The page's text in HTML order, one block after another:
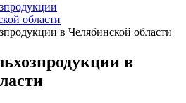
области
в Челябинской области
в